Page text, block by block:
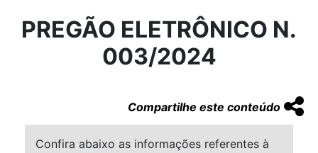
PREGÃO ELETRÔNICO N.
003/2024
Compartilhe este conteúdo
Confira abaixo as informações referentes à